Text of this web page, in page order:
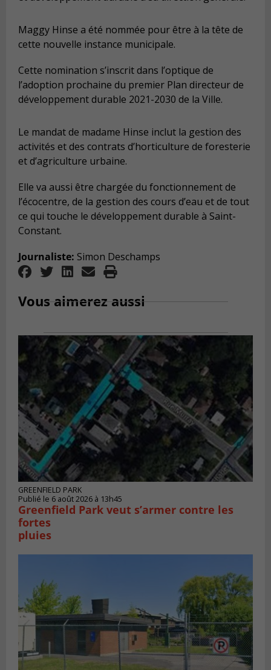
Maggy Hinse a été nommée pour être à la tête de
cette nouvelle instance municipale.
Cette nomination s’inscrit dans l’optique de
l’adoption prochaine du premier Plan directeur de
développement durable 2021-2030 de la Ville.
Le mandat de madame Hinse inclut la gestion des
activités et des contrats d’horticulture de foresterie
et d’agriculture urbaine.
Elle va aussi être chargée du fonctionnement de
l’écocentre, de la gestion des cours d’eau et de tout
ce qui touche le développement durable à Saint-
Constant.
Journaliste: Simon Deschamps
Vous aimerez aussi
GREENFIELD PARK
Publié le 6 août 2026 à 13h45
Greenfield Park veut s’armer contre les
fortes
pluies